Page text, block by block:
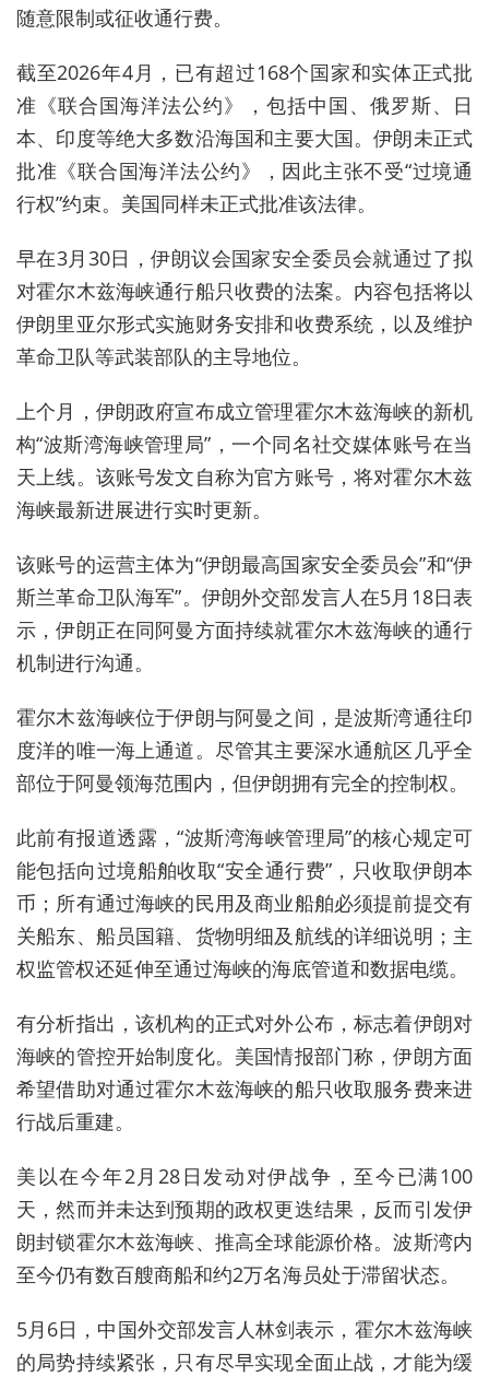
随意限制或征收通行费‌。
截至2026年4月，已有超过168个国家和实体正式批
准《联合国海洋法公约》‌，包括中国、俄罗斯、日
本、印度等绝大多数沿海国和主要大国。伊朗未正式
批准《联合国海洋法公约》，因此主张不受“过境通
行权”约束‌。美国同样未正式批准该法律。
早在3月30日，伊朗议会国家安全委员会就通过了拟
对霍尔木兹海峡通行船只收费的法案。内容包括将以
伊朗里亚尔形式实施财务安排和收费系统，以及维护
革命卫队等武装部队的主导地位。
上个月，伊朗政府宣布成立管理霍尔木兹海峡的新机
构“波斯湾海峡管理局”，一个同名社交媒体账号在当
天上线。该账号发文自称为官方账号，将对霍尔木兹
海峡最新进展进行实时更新。
该账号的运营主体为“伊朗最高国家安全委员会”和“伊
斯兰革命卫队海军”。伊朗外交部发言人在5月18日表
示，伊朗正在同阿曼方面持续就霍尔木兹海峡的通行
机制进行沟通。
霍尔木兹海峡位于伊朗与阿曼之间，是波斯湾通往印
度洋的唯一海上通道。尽管其主要深水通航区几乎全
部位于阿曼领海范围内，但伊朗拥有完全的控制权。
此前有报道透露，“波斯湾海峡管理局”的核心规定可
能包括向过境船舶收取“安全通行费”，只收取伊朗本
币；所有通过海峡的民用及商业船舶必须提前提交有
关船东、船员国籍、货物明细及航线的详细说明；主
权监管权还延伸至通过海峡的海底管道和数据电缆。
有分析指出，该机构的正式对外公布，标志着伊朗对
海峡的管控开始制度化。 美国情报部门称，伊朗方面
希望借助对通过霍尔木兹海峡的船只收取服务费来进
行战后重建。
美以在今年2月28日发动对伊战争，至今已满100
天，然而并未达到预期的政权更迭结果，反而引发伊
朗封锁霍尔木兹海峡、推高全球能源价格。波斯湾内
至今仍有数百艘商船和约2万名海员处于滞留状态。
5月6日，中国外交部发言人林剑表示，霍尔木兹海峡
的局势持续紧张，只有尽早实现全面止战，才能为缓